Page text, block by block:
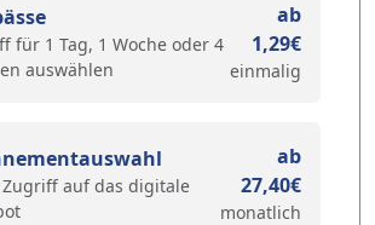
für 1 Tag, 1 Woche oder 4
auswählen
ab
1,29€
einmalig
Zugriff auf das digitale
ab
27,40€
monatlich